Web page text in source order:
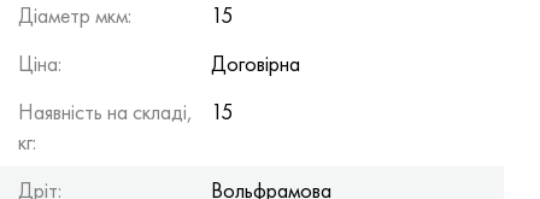
Діаметр мкм:
15
Ціна:
Договірна
Наявність на складі,
кг:
15
Дріт:
Вольфрамова